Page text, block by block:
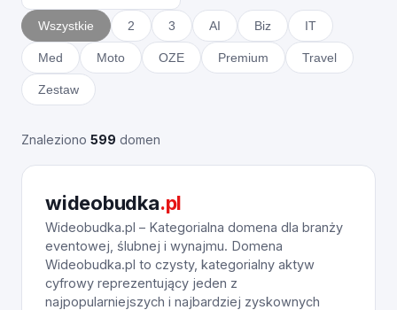
Wszystkie 2 3 AI Biz IT
Med Moto OZE Premium Travel
Zestaw
Znaleziono 599 domen
wideobudka.pl
Wideobudka.pl – Kategorialna domena dla branży
eventowej, ślubnej i wynajmu. Domena
Wideobudka.pl to czysty, kategorialny aktyw
cyfrowy reprezentujący jeden z
najpopularniejszych i najbardziej zyskownych